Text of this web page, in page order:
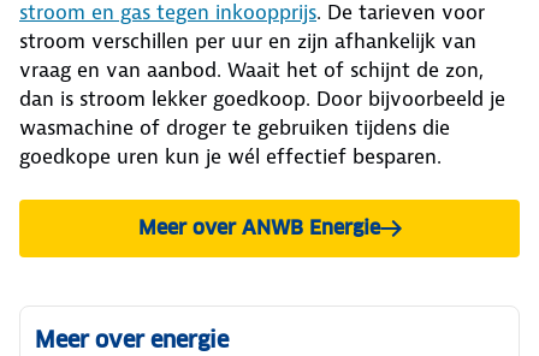
stroom en gas tegen inkoopprijs. De tarieven voor
stroom verschillen per uur en zijn afhankelijk van
vraag en van aanbod. Waait het of schijnt de zon,
dan is stroom lekker goedkoop. Door bijvoorbeeld je
wasmachine of droger te gebruiken tijdens die
goedkope uren kun je wél effectief besparen.
Meer over ANWB Energie
Meer over energie